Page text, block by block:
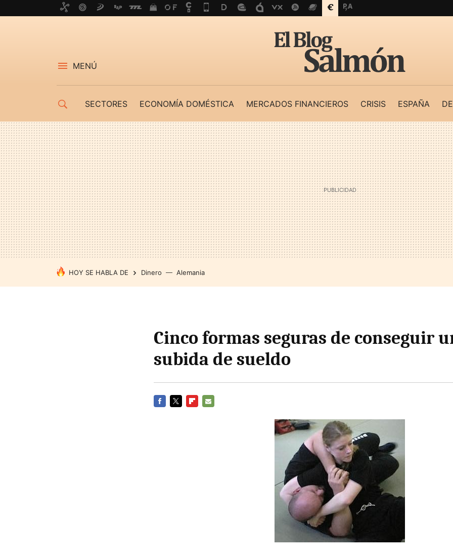
MENÚ
SECTORES ECONOMÍA DOMÉSTICA MERCADOS FINANCIEROS CRISIS ESPAÑA
HOY SE HABLA DE Dinero Alemania
Cinco formas seguras de conseguir
subida de sueldo